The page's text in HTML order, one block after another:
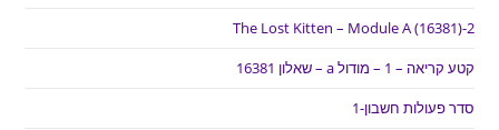
The Lost Kitten – Module A (16381)-2
קטע קריאה – 1 – מודול a – שאלון 16381
סדר פעולות חשבון-1